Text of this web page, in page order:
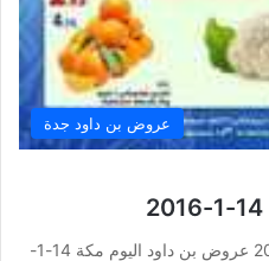
عروض بن داود جدة
عروض بن داود اليوم مكة 14-1-2016 عروض بن داود اليوم مكة 14-1-